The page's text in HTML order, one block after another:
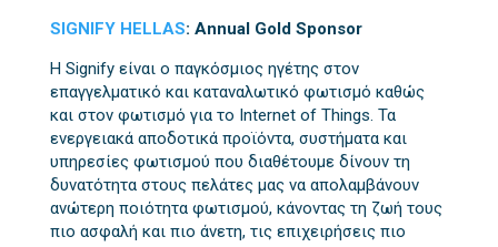
SIGNIFY HELLAS: Annual Gold Sponsor
Η Signify είναι ο παγκόσμιος ηγέτης στον
επαγγελματικό και καταναλωτικό φωτισμό καθώς
και στον φωτισμό για το Internet of Things. Τα
ενεργειακά αποδοτικά προϊόντα, συστήματα και
υπηρεσίες φωτισμού που διαθέτουμε δίνουν τη
δυνατότητα στους πελάτες μας να απολαμβάνουν
ανώτερη ποιότητα φωτισμού, κάνοντας τη ζωή τους
πιο ασφαλή και πιο άνετη, τις επιχειρήσεις πιο